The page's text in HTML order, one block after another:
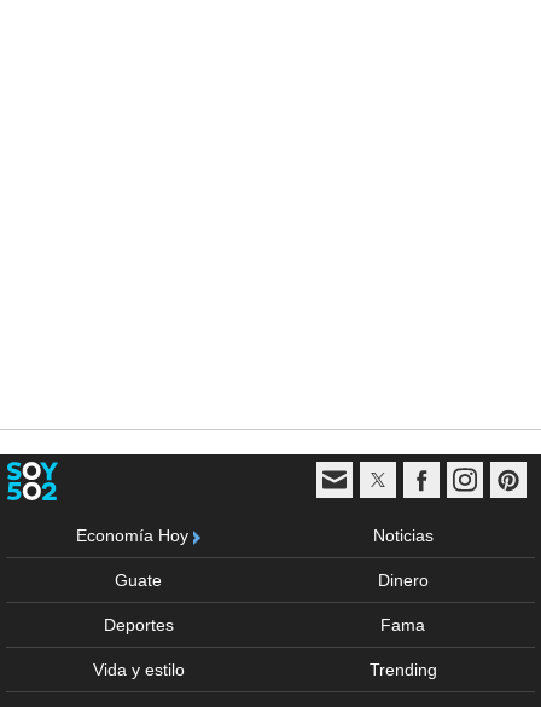
Economía Hoy Noticias
Guate Dinero
Deportes Fama
Vida y estilo Trending